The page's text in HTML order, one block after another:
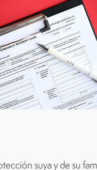
suya y de su